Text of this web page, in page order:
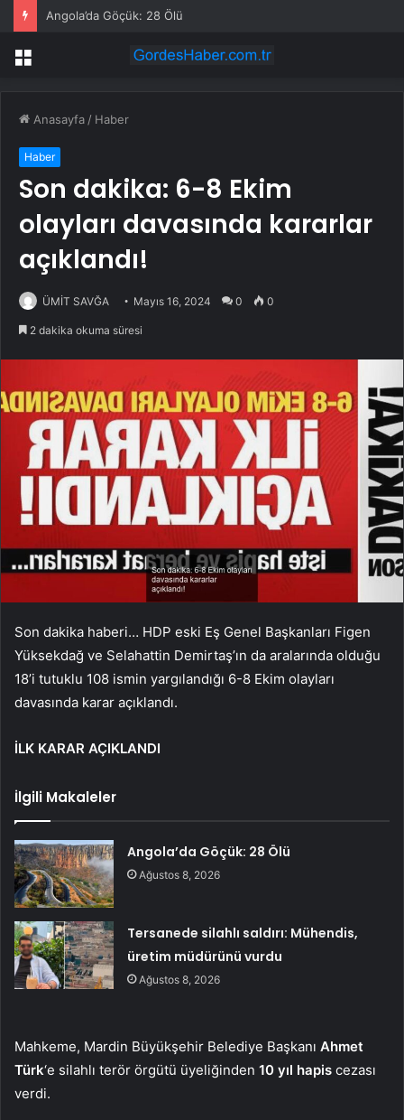
Angola’da Göçük: 28 Ölü
Menü
Anasayfa / Haber
Haber
Son dakika: 6-8 Ekim
olayları davasında kararlar
açıklandı!
ÜMİT SAVĞA Mayıs 16, 2024 0 0
2 dakika okuma süresi
Son dakika haberi… HDP eski Eş Genel Başkanları Figen
Yüksekdağ ve Selahattin Demirtaş’ın da aralarında olduğu
18’i tutuklu 108 ismin yargılandığı 6-8 Ekim olayları
davasında karar açıklandı.
İLK KARAR AÇIKLANDI
İlgili Makaleler
Angola’da Göçük: 28 Ölü
Ağustos 8, 2026
Tersanede silahlı saldırı: Mühendis,
üretim müdürünü vurdu
Ağustos 8, 2026
Mahkeme, Mardin Büyükşehir Belediye Başkanı Ahmet
Türk‘e silahlı terör örgütü üyeliğinden 10 yıl hapis cezası
verdi.